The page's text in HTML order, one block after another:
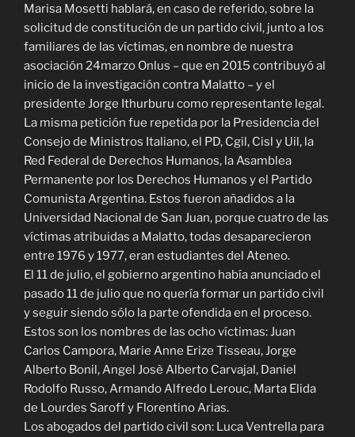
Marisa Mosetti hablará, en caso de referido, sobre la
solicitud de constitución de un partido civil, junto a los
familiares de las víctimas, en nombre de nuestra
asociación 24marzo Onlus – que en 2015 contribuyó al
inicio de la investigación contra Malatto – y el
presidente Jorge Ithurburu como representante legal.
La misma petición fue repetida por la Presidencia del
Consejo de Ministros Italiano, el PD, Cgil, Cisl y Uil, la
Red Federal de Derechos Humanos, la Asamblea
Permanente por los Derechos Humanos y el Partido
Comunista Argentina. Estos fueron añadidos a la
Universidad Nacional de San Juan, porque cuatro de las
víctimas atribuidas a Malatto, todas desaparecieron
entre 1976 y 1977, eran estudiantes del Ateneo.
El 11 de julio, el gobierno argentino había anunciado el
pasado 11 de julio que no quería formar un partido civil
y seguir siendo sólo la parte ofendida en el proceso.
Estos son los nombres de las ocho víctimas: Juan
Carlos Campora, Marie Anne Erize Tisseau, Jorge
Alberto Bonil, Angel Josè Alberto Carvajal, Daniel
Rodolfo Russo, Armando Alfredo Lerouc, Marta Elida
de Lourdes Saroff y Florentino Arias.
Los abogados del partido civil son: Luca Ventrella para